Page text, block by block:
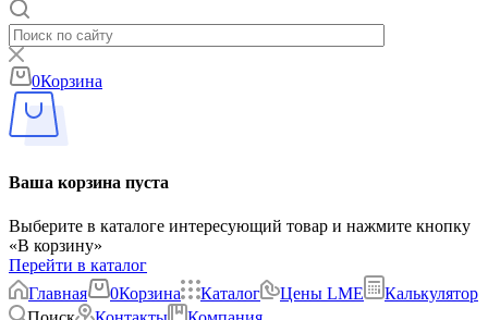
0Корзина
Ваша корзина пуста
Выберите в каталоге интересующий товар и нажмите кнопку
«В корзину»
Перейти в каталог
Главная
0Корзина Каталог Цены LME
Калькулятор